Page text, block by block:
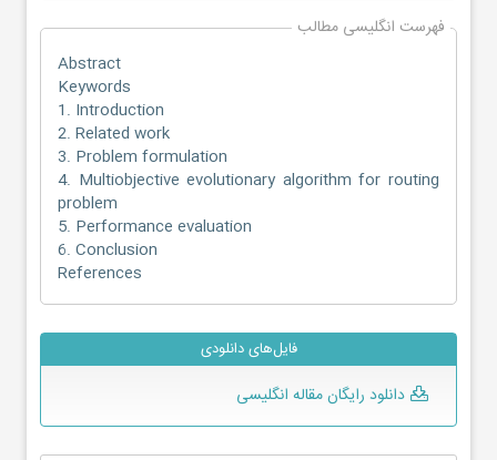
فهرست انگلیسی مطالب
Abstract
Keywords
1. Introduction
2. Related work
3. Problem formulation
4. Multiobjective evolutionary algorithm for routing
problem
5. Performance evaluation
6. Conclusion
References
فایل‌های دانلودی
دانلود رایگان مقاله انگلیسی